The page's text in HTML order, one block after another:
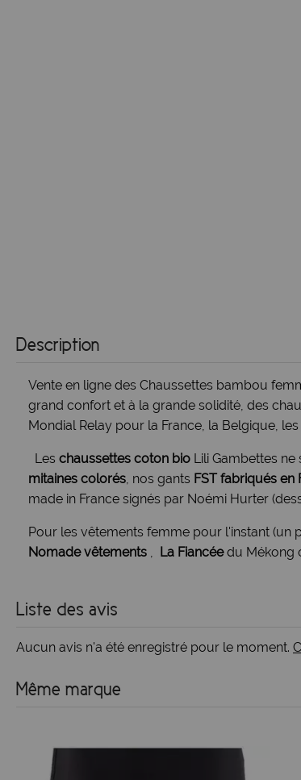
Description
Vente en ligne des Chaussettes bambou
grand confort et à la grande solidité, des
Mondial Relay pour la France, la Belgique,
Les chaussettes coton bio Lili Gambettes ne
mitaines colorés, nos gants FST fabriqués en
made in France signés par Noémi Hurter
Pour les vêtements femme pour l'instant (un
Nomade vêtements , La Fiancéedu Mékong
Liste des avis
Aucun avis n'a été enregistré pour le moment.
Même marque